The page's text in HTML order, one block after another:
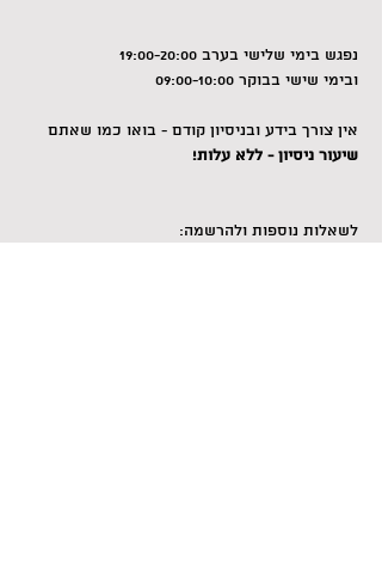
נפגש בימי שלישי בערב 19:00-20:00
ובימי שישי בבוקר 09:00-10:00
אין צורך בידע ובניסיון קודם - בואו כמו שאתם
שיעור ניסיון - ללא עלות!
לשאלות נוספות ולהרשמה: